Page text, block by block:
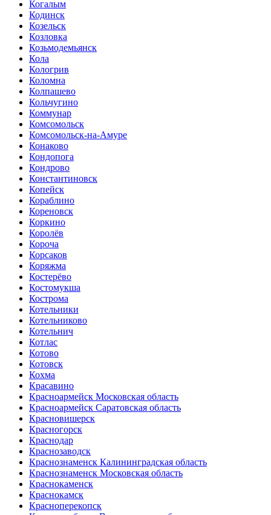
Когалым
Кодинск
Козельск
Козловка
Козьмодемьянск
Кола
Кологрив
Коломна
Колпашево
Кольчугино
Коммунар
Комсомольск
Комсомольск-на-Амуре
Конаково
Кондопога
Кондрово
Константиновск
Копейск
Кораблино
Кореновск
Коркино
Королёв
Короча
Корсаков
Коряжма
Костерёво
Костомукша
Кострома
Котельники
Котельниково
Котельнич
Котлас
Котово
Котовск
Кохма
Красавино
Красноармейск Московская область
Красноармейск Саратовская область
Красновишерск
Красногорск
Краснодар
Краснозаводск
Краснознаменск Калининградская область
Краснознаменск Московская область
Краснокаменск
Краснокамск
Красноперекопск